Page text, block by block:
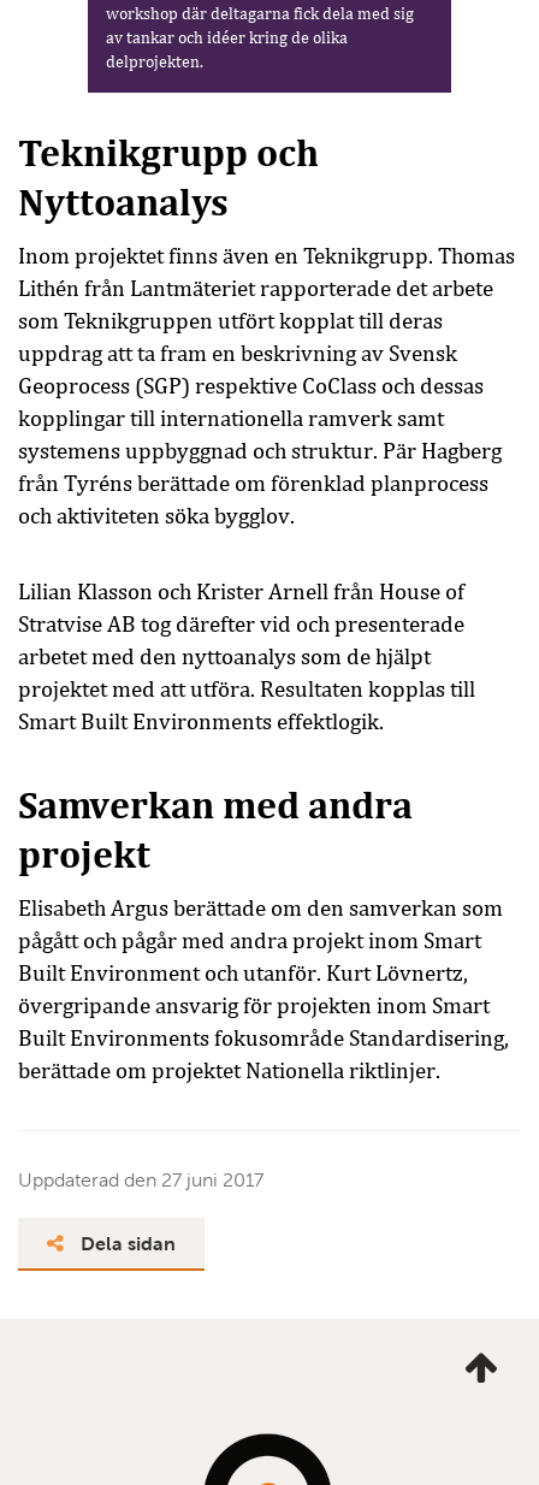
workshop där deltagarna fick dela med sig
av tankar och idéer kring de olika
delprojekten.
Teknikgrupp och
Nyttoanalys
Inom projektet finns även en Teknikgrupp. Thomas
Lithén från Lantmäteriet rapporterade det arbete
som Teknikgruppen utfört kopplat till deras
uppdrag att ta fram en beskrivning av Svensk
Geoprocess (SGP) respektive CoClass och dessas
kopplingar till internationella ramverk samt
systemens uppbyggnad och struktur. Pär Hagberg
från Tyréns berättade om förenklad planprocess
och aktiviteten söka bygglov.
Lilian Klasson och Krister Arnell från House of
Stratvise AB tog därefter vid och presenterade
arbetet med den nyttoanalys som de hjälpt
projektet med att utföra. Resultaten kopplas till
Smart Built Environments effektlogik.
Samverkan med andra
projekt
Elisabeth Argus berättade om den samverkan som
pågått och pågår med andra projekt inom Smart
Built Environment och utanför. Kurt Lövnertz,
övergripande ansvarig för projekten inom Smart
Built Environments fokusområde Standardisering,
berättade om projektet Nationella riktlinjer.
Uppdaterad den 27 juni 2017
Dela sidan
mig